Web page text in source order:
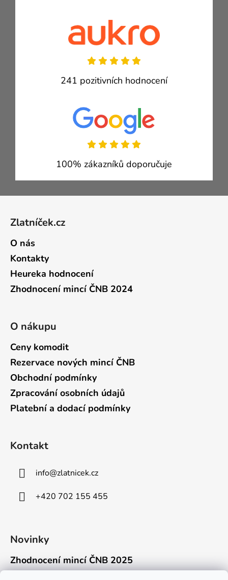
241 pozitivních hodnocení
100% zákazníků doporučuje
Zlatníček.cz
O nás
Kontakty
Heureka hodnocení
Zhodnocení mincí ČNB 2024
O nákupu
Ceny komodit
Rezervace nových mincí ČNB
Obchodní podmínky
Zpracování osobních údajů
Platební a dodací podmínky
Kontakt
info@zlatnicek.cz
+420 702 155 455
Novinky
Zhodnocení mincí ČNB 2025